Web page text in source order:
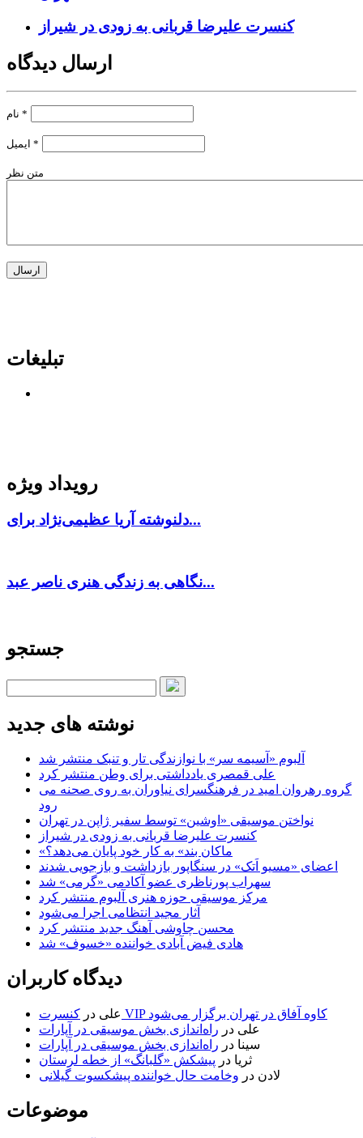
کنسرت علیرضا قربانی به زودی در شیراز
ارسال دیدگاه
*
*
متن نظر
تبلیغات
رویداد ویژه
دلنوشته آریا عظیمی‌نژاد برای...
نگاهی به زندگی هنری ناصر عبد...
جستجو
نوشته های جدید
آلبوم «آسیمه سر» با نوازندگی تار و تنبک منتشر شد
علی قمصری یادداشتی برای وطن منتشر کرد
گروه رهروان امید در فرهنگسرای نیاوران به روی صحنه می
رود
نواختن موسیقی «اوشین» توسط سفیر ژاپن در تهران
کنسرت علیرضا قربانی به زودی در شیراز
«ماکان بند» به کار خود پایان می‌دهد؟
اعضای «مسیو اَتک» در سنگاپور بازداشت و بازجویی شدند
سهراب پورناظری عضو آکادمی «گرمی» شد
مرکز موسیقی حوزه هنری آلبوم منتشر کرد
آثار مجید انتظامی اجرا می‌شود
محسن چاوشی آهنگ جدید منتشر کرد
هادی فیض آبادی خواننده «خسوف» شد
دیدگاه کاربران
علی در
کنسرت VIP کاوه آفاق در تهران برگزار می‌شود
علی در راه‌اندازی بخش موسیقی در آپارات
سینا در راه‌اندازی بخش موسیقی در آپارات
ثریا در پیشکش «گلبانگ» از خطه لرستان
لادن در وخامت حال خواننده پیشکسوت گیلانی
موضوعات